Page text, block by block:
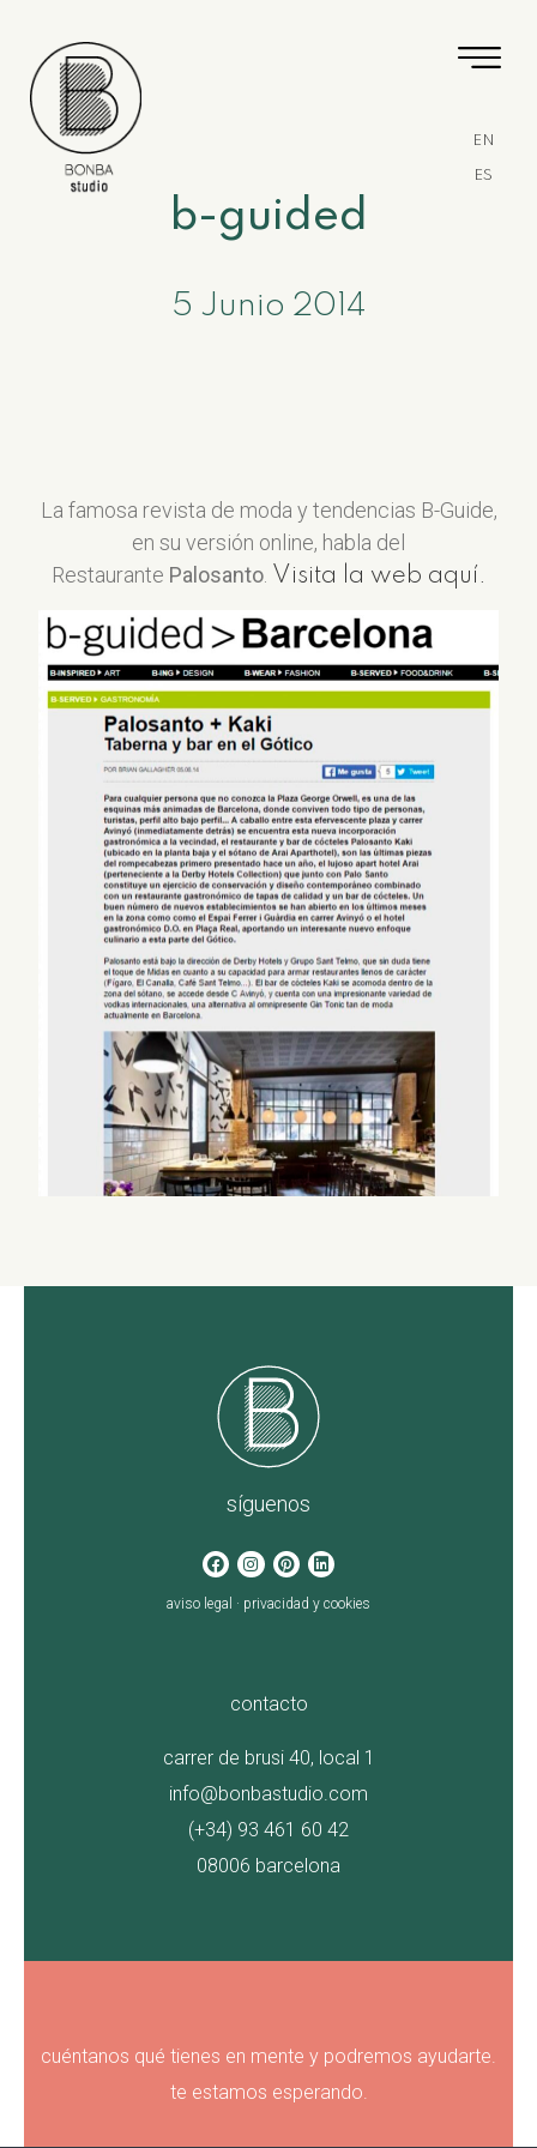
EN
ES
b-guided
5 Junio 2014
La famosa revista de moda y tendencias B-Guide,
en su versión online, habla del
Restaurante Palosanto. Visita la web aquí.
síguenos
aviso legal · privacidad y cookies
contacto
carrer de brusi 40, local 1
info@bonbastudio.com
(+34) 93 461 60 42
08006 barcelona
cuéntanos qué tienes en mente y podremos ayudarte.
te estamos esperando.